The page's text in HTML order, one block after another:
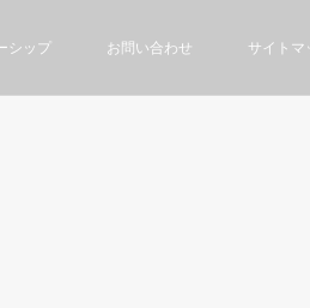
シップ お問い合わせ サイトマ